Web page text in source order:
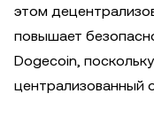
этом
повышает
Dogecoin,
централизованный